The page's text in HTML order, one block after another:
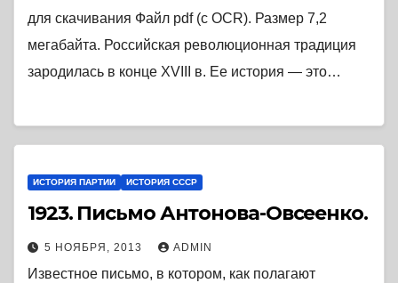
для скачивания Файл pdf (с OCR). Размер 7,2
мегабайта. Российская революционная традиция
зародилась в конце XVIII в. Ее история — это…
ИСТОРИЯ ПАРТИИ ИСТОРИЯ СССР
1923. Письмо Антонова-Овсеенко.
5 НОЯБРЯ, 2013 ADMIN
Известное письмо, в котором, как полагают